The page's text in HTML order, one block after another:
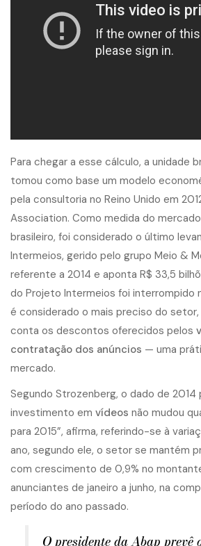
Para chegar a esse cálculo, a unidade
tomou como base um modelo
pela consultoria no Reino Unido em
Association. Como medida do
brasileiro, foi considerado o último
Intermeios, gerido pelo grupo Meio &
referente a 2014 e aponta R$ 33,5
do Projeto Intermeios foi interrompido
é considerado o mais preciso do
conta os descontos oferecidos pelos
contratação dos anúncios — uma
mercado.
Segundo Strozenberg, o dado de 2014
investimento em vídeos não mudou
para 2015”, afirma, referindo-se à
ano, segundo ele, o setor se mantém
com crescimento de 0,9% no
anunciantes de janeiro a junho, na
período do ano passado.
O presidente da Abap prevê